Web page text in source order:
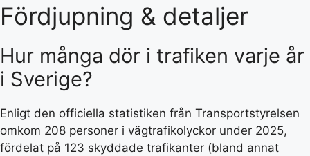
Fördjupning & detaljer
Hur många dör i trafiken varje år
i Sverige?
Enligt den officiella statistiken från Transportstyrelsen
omkom 208 personer i vägtrafikolyckor under 2025,
fördelat på 123 skyddade trafikanter (bland annat